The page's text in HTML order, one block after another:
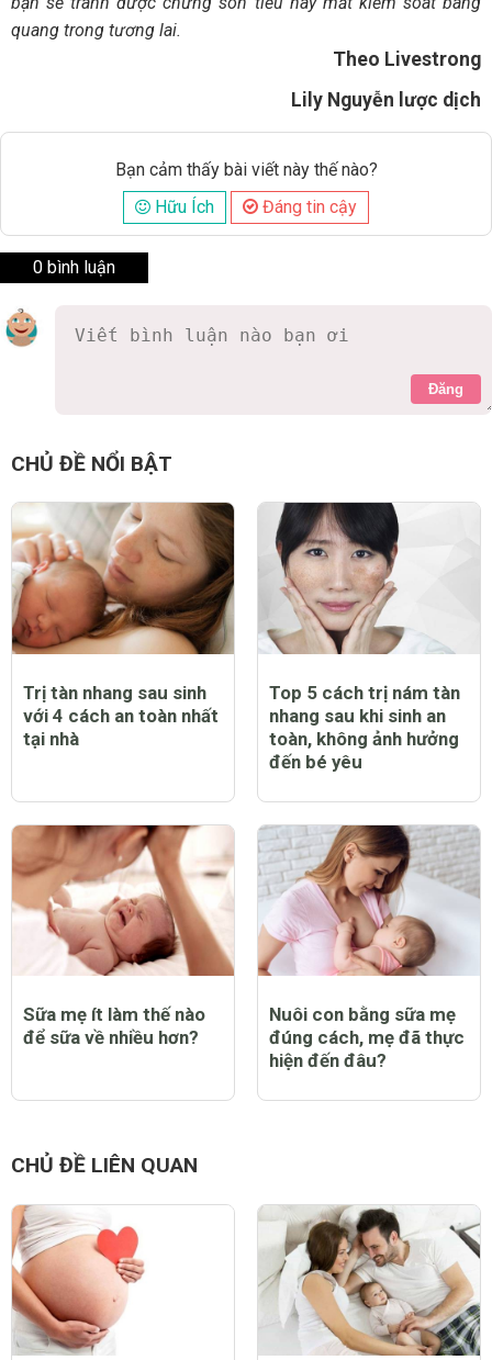
quang trong tương lai.
Theo Livestrong
Lily Nguyễn lược dịch
Bạn cảm thấy bài viết này thế nào?
Hữu Ích
Đáng tin cậy
0 bình luận
Đăng
CHỦ ĐỀ NỔI BẬT
Trị tàn nhang sau sinh
với 4 cách an toàn nhất
tại nhà
Top 5 cách trị nám tàn
nhang sau khi sinh an
toàn, không ảnh hưởng
đến bé yêu
Sữa mẹ ít làm thế nào
để sữa về nhiều hơn?
Nuôi con bằng sữa mẹ
đúng cách, mẹ đã thực
hiện đến đâu?
CHỦ ĐỀ LIÊN QUAN